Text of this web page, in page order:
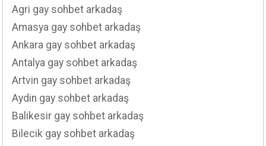
Agri gay sohbet arkadaş
Amasya gay sohbet arkadaş
Ankara gay sohbet arkadaş
Antalya gay sohbet arkadaş
Artvin gay sohbet arkadaş
Aydin gay sohbet arkadaş
Balikesir gay sohbet arkadaş
Bilecik gay sohbet arkadaş